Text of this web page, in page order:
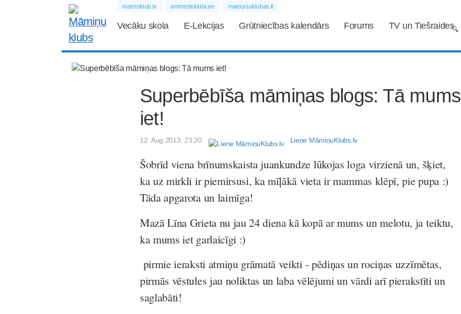
maminklub.lv emmedeklubi.ee mamyciuklubas.lt
Vecāku skola E-Lekcijas Grūtniecības kalendārs Forums TV un Tiešraides
Superbēbīša māmiņas blogs: Tā mums
iet!
12. Aug 2013, 23:20 Liene MāmiņuKlubs.lv
Šobrīd viena brīnumskaista juankundze lūkojas loga virzienā un, šķiet,
ka uz mirkli ir piemirsusi, ka mīļākā vieta ir mammas klēpī, pie pupa :)
Tāda apgarota un laimīga!
Mazā Līna Grieta nu jau 24 diena kā kopā ar mums un melotu, ja teiktu,
ka mums iet garlaicīgi :)
pirmie ieraksti atmiņu grāmatā veikti - pēdiņas un rociņas uzzīmētas,
pirmās vēstules jau noliktas un laba vēlējumi un vārdi arī pierakstīti un
saglabāti!